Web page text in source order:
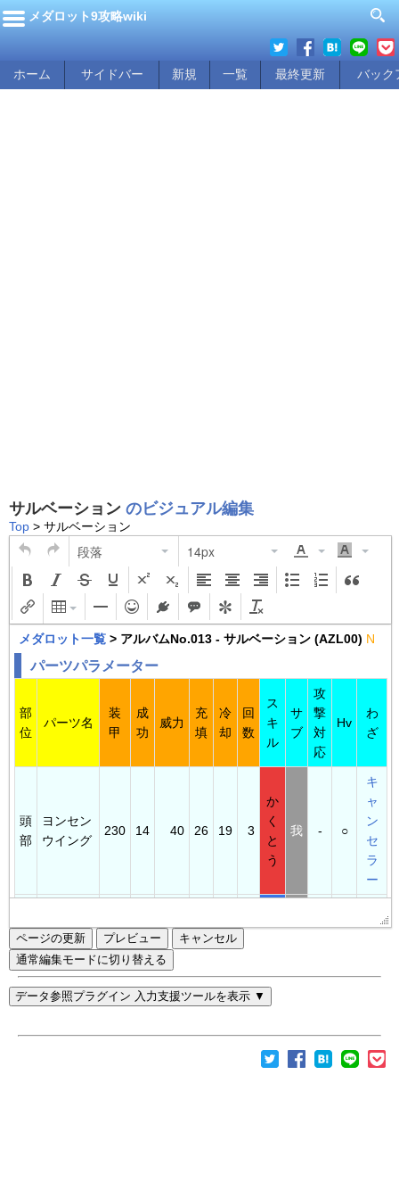
メダロット9攻略wiki
ホーム サイドバー 新規 一覧 最終更新 バック
サルベーション のビジュアル編集
Top > サルベーション
段落 14px
ページの更新
通常編集モードに切り替える
データ参照プラグイン 入力支援ツールを表示 ▼